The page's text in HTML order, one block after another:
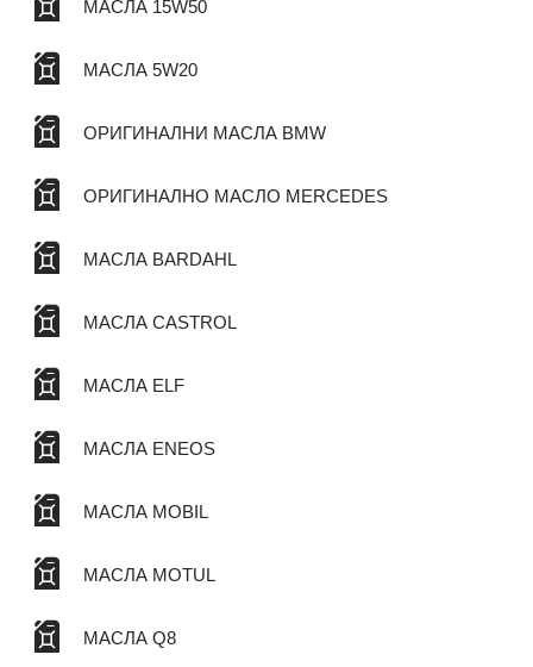
МАСЛА 15W50
МАСЛА 5W20
ОРИГИНАЛНИ МАСЛА BMW
ОРИГИНАЛНО МАСЛО MERCEDES
МАСЛА BARDAHL
МАСЛА CASTROL
МАСЛА ELF
МАСЛА ENEOS
МАСЛА MOBIL
МАСЛА MOTUL
МАСЛА Q8